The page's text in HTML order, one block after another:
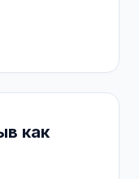
как